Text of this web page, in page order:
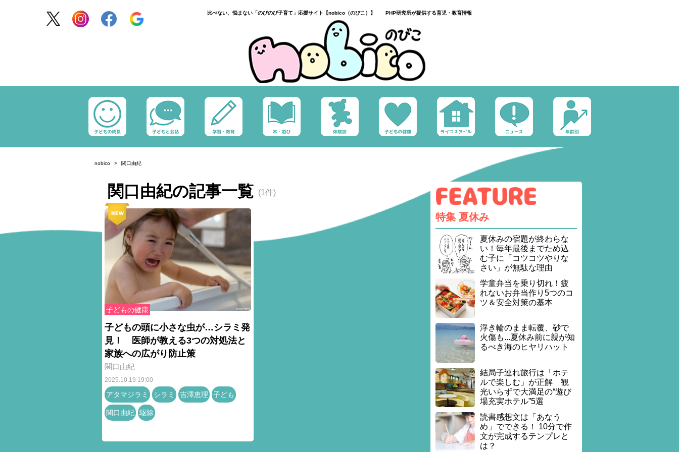
比べない、悩まない「のびのび子育て」応援サイト【nobico（のびこ）】 PHP研究所が提供する育児・教育情報
nobico 関口由紀
関口由紀の記事一覧 (1件)
子どもの健康
子どもの頭に小さな虫が…シラミ発
見！ 医師が教える3つの対処法と
家族への広がり防止策
関口由紀
2025.10.19 19:00
アタマジラミ シラミ 吉澤恵理 子ども
関口由紀 駆除
特集 夏休み
夏休みの宿題が終わらな
い！毎年最後までため込
む子に「コツコツやりな
さい」が無駄な理由
学童弁当を乗り切れ！疲
れないお弁当作り5つのコ
ツ＆安全対策の基本
浮き輪のまま転覆、砂で
火傷も...夏休み前に親が知
るべき海のヒヤリハット
結局子連れ旅行は「ホテ
ルで楽しむ」が正解 観
光いらずで大満足の“遊び
場充実ホテル”5選
読書感想文は「あなう
め」でできる！ 10分で作
文が完成するテンプレと
は？